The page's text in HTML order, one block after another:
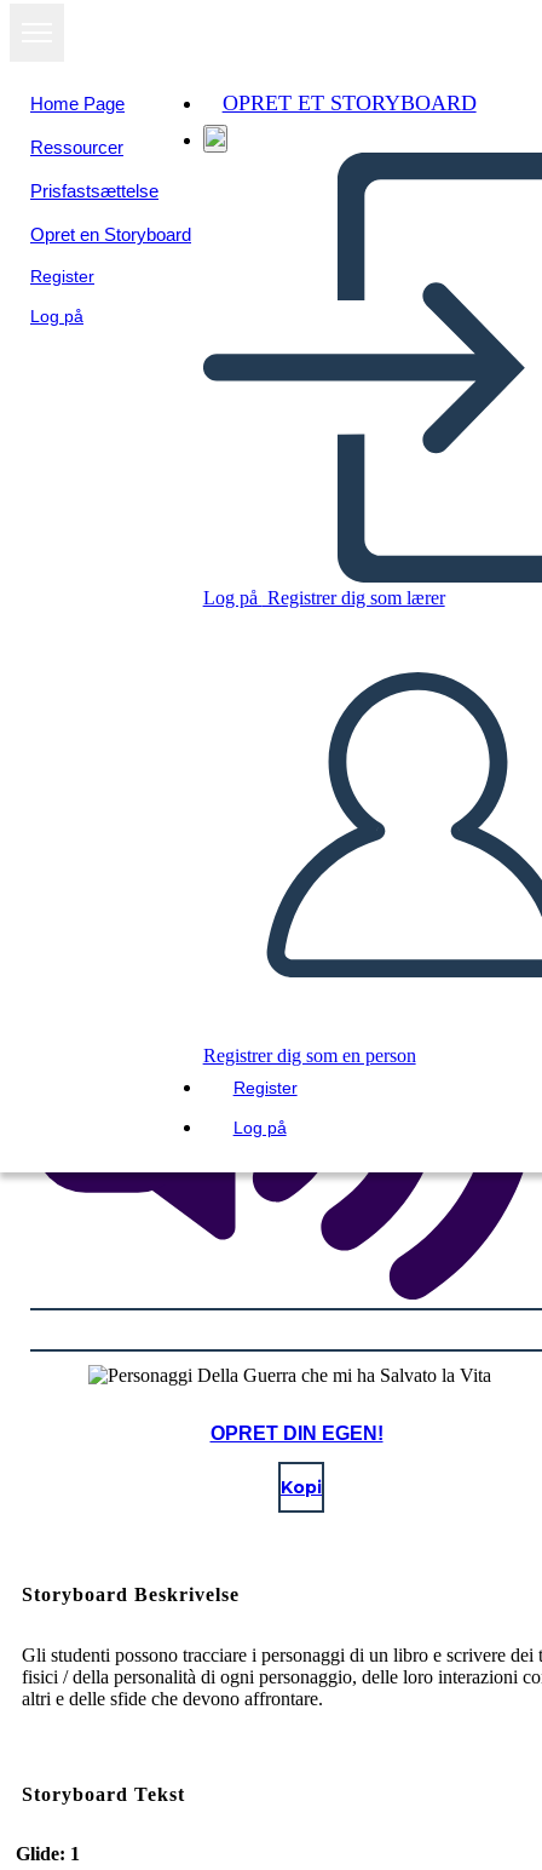
Home Page
Ressourcer
Prisfastsættelse
Opret en Storyboard
Register
Log på
OPRET ET STORYBOARD
Log på Registrer dig som lærer
Registrer dig som en person
Register
Log på
Personaggi Della Guerra che
mi ha Salvato la Vita
Kopier dette storyboard
LAVE ET STORYBOARD
AFSPIL DIASSHOW
LÆS FOR MIG
OPRET DIN EGEN!
Kopi
Storyboard Beskrivelse
Gli studenti possono tracciare i personaggi di un libro e scrivere dei
fisici / della personalità di ogni personaggio, delle loro interazioni
altri e delle sfide che devono affrontare.
Storyboard Tekst
Glide: 1